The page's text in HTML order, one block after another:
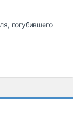
погубившего